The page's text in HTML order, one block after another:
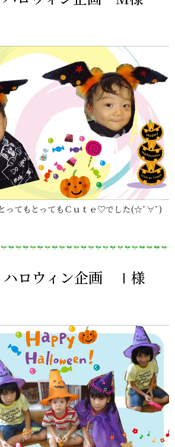
ってもとってもＣｕｔｅ♡でした(☆ﾟ∀ﾟ)
ロウィン企画 Ⅰ様